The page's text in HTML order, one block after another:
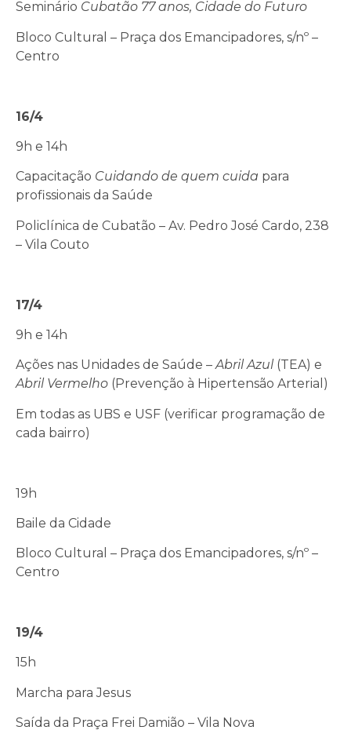
Seminário Cubatão 77 anos, Cidade do Futuro
Bloco Cultural – Praça dos Emancipadores, s/nº –
Centro
16/4
9h e 14h
Capacitação Cuidando de quem cuida para
profissionais da Saúde
Policlínica de Cubatão – Av. Pedro José Cardo, 238
– Vila Couto
17/4
9h e 14h
Ações nas Unidades de Saúde –Abril Azul (TEA) e
Abril Vermelho (Prevenção à Hipertensão Arterial)
Em todas as UBS e USF (verificar programação de
cada bairro)
19h
Baile da Cidade
Bloco Cultural – Praça dos Emancipadores, s/nº –
Centro
19/4
15h
Marcha para Jesus
Saída da Praça Frei Damião – Vila Nova